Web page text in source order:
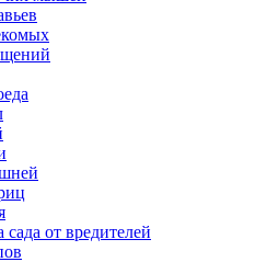
от вредителей